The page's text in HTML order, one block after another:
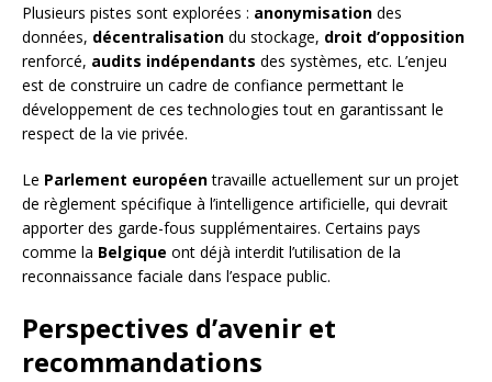
Plusieurs pistes sont explorées : anonymisation des
données, décentralisation du stockage, droit d’opposition
renforcé, audits indépendants des systèmes, etc. L’enjeu
est de construire un cadre de confiance permettant le
développement de ces technologies tout en garantissant le
respect de la vie privée.
Le Parlement européentravaille actuellement sur un projet
de règlement spécifique à l’intelligence artificielle, qui devrait
apporter des garde-fous supplémentaires. Certains pays
comme la Belgique ont déjà interdit l’utilisation de la
reconnaissance faciale dans l’espace public.
Perspectives d’avenir et
recommandations